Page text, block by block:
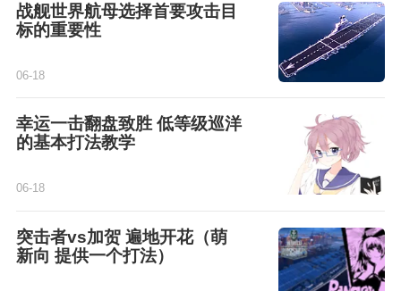
战舰世界航母选择首要攻击目
标的重要性
06-18
幸运一击翻盘致胜 低等级巡洋
的基本打法教学
06-18
突击者vs加贺 遍地开花（萌
新向 提供一个打法）